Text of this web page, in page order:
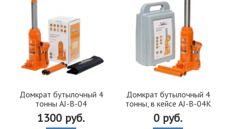
Домкрат бутылочный 4
тонны AJ-B-04
1300 руб.
Домкрат бутылочный 4
тонны, в кейсе AJ-B-04K
0 руб.